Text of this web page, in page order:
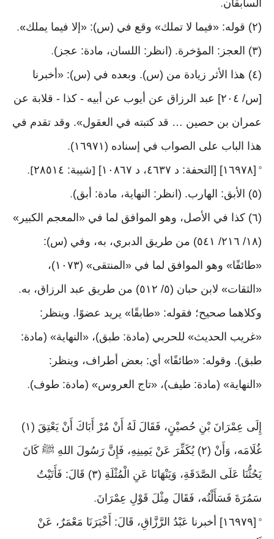
السابقان.
(٢) قوله: «فيما لا تملك» وقع في (س): «إلا فيما يملك ».
(٣) العجز: المؤخرة. (انظر: اللسان، مادة: عجز) .
(٤) هذا الأثر زيادة من (س). وبعده في (س): «أخبرنا
[س/ ٢٠٤] عبد الرزاق عن أيوب عن أبيه - كذا - قلابة عن
عمران بن حصين … قد كتبته في العقول». وقد تقدم في
هذا الباب على الصواب في إسناده (١٦٩٧١)
.
° [١٦٩٧٨] [التحفة: د ٤٦٣٧، د ١٠٨٦٧] [شيبة: ٢٨٥١٤ ].
(٥) الأبق: الهارب. (انظر: النهاية، مادة: أبق) .
(٦) كذا في الأصل، وهو الموافق لما في «المعجم الكبير»
(١٨/ ٢١٦/ ٥٤١) من طريق الدبري، به، وفي (س):
«طائفًا» وهو الموافق لما في «المنتقى» (١٠٧٣)،
«الثقات» لابن حبان (٥/ ٥١٢) من طريق عبد الرزاق، به
.
وكلاهما صحيح؛ فقوله: «طابقًا» يريد عضوًا. وينظر:
«غريب الحديث» للحربي (مادة: طبق)، «النهاية» (مادة:
طبق). وقوله: «طائفًا» أي: بعض أطراف، وينظر:
«النهاية» (مادة: طيف)، «تاج العروس» (مادة: طوف).
إِلَى عِمْرَانَ بْنِ حُصيْنٍ، فَقَالَ لَهُ أَنْ مُرْ أَبَاكَ أَنْ يَعْتِقَ (١)
غُلَامَه، وَأَنْ (٢) يُكَفِّرَ عَنْ يَمِينِهِ، فَإِنَّ رَسُولَ اللهِ ﷺ كَانَ
يَحُثُّنَا عَلَى الصَّدَقَةِ، وَيَنْهَانَا عَنِ الْمُثْلَةِ (٣) قَالَ: فَأَتَيْتُ
سَمُرَةَ فَسَأَلْتُه، فَقَالَ مِثْلَ قَوْلِ عِمْرَانَ.
°
[١٦٩٧٩] أخبرنا عَبْدُ الرَّزَّاقِ، قَالَ: أَخْبَرَنَا مَعْمَرٌ، عَنْ